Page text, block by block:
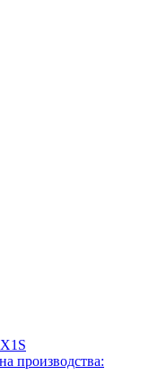
производства: